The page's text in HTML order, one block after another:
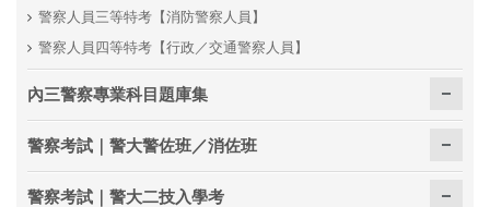
警察人員三等特考【消防警察人員】
警察人員四等特考【行政／交通警察人員】
內三警察專業科目題庫集
警察考試｜警大警佐班／消佐班
警察考試｜警大二技入學考